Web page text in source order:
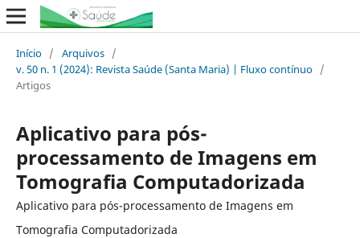
Início / Arquivos /
v. 50 n. 1 (2024): Revista Saúde (Santa Maria) | Fluxo contínuo /
Artigos
Aplicativo para pós-
processamento de Imagens em
Tomografia Computadorizada
Aplicativo para pós-processamento de Imagens em
Tomografia Computadorizada